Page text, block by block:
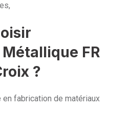
FR
?
en fabrication de matériaux